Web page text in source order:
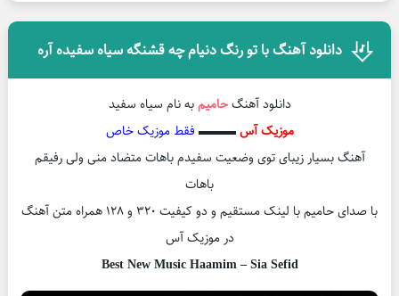
دانلود آهنگ با تو رنگ دنیام چه قشنگه سیاه سفیده آره
دانلود آهنگحامیمبه نام سیاه سفید
موزیک آس▬▬▬ فقط موزیک خاص
آهنگ بسیار زیبای توی وضعیت سفیدم باهات متضاد منی ولی رفیقم
باهات
با صدای حامیم با لینک مستقیم و دو کیفیت ۳۲۰ و ۱۲۸ همراه متن آهنگ
در موزیک آس
Best New Music Haamim – Sia Sefid